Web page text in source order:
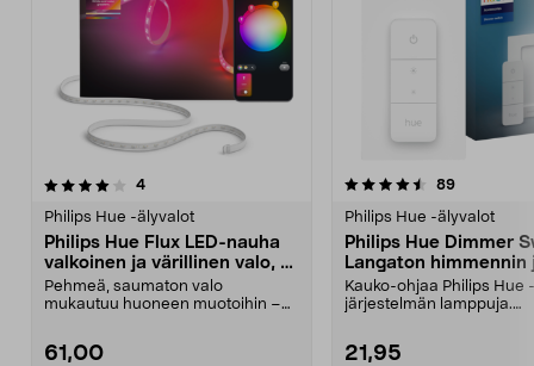
4arvostelut
Philips Hue -älyvalot
Philips Hue Flux LED-nauha
valkoinen ja värillinen valo, 3
metriä
Pehmeä, saumaton valo
mukautuu huoneen muotoihin –
61,00
4.5 viidestä
89arvostelut
Philips Hue -älyvalot
Philips Hue Dimmer
Langaton himmennin
kaukosäädin
Kauko-ohjaa Philips Hue -
järjestelmän lamppuja.
21,95
0.0 viidestä